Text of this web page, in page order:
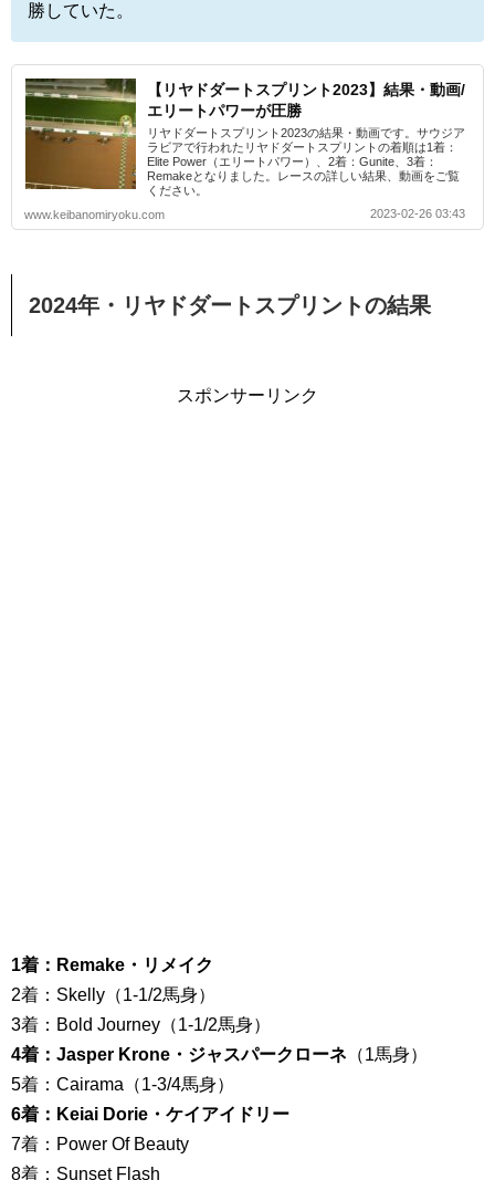
勝していた。
【リヤドダートスプリント2023】結果・動画/
エリートパワーが圧勝
リヤドダートスプリント2023の結果・動画です。サウジア
ラビアで行われたリヤドダートスプリントの着順は1着：
Elite Power（エリートパワー）、2着：Gunite、3着：
Remakeとなりました。レースの詳しい結果、動画をご覧
ください。
www.keibanomiryoku.com
2023-02-26 03:43
2024年・リヤドダートスプリントの結果
スポンサーリンク
1着：Remake・リメイク
2着：Skelly（1-1/2馬身）
3着：Bold Journey（1-1/2馬身）
4着：Jasper Krone・ジャスパークローネ （1馬身）
5着：Cairama（1-3/4馬身）
6着：Keiai Dorie・ケイアイドリー
7着：Power Of Beauty
8着：Sunset Flash